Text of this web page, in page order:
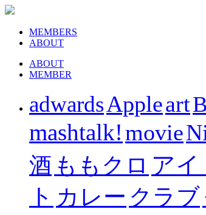
MEMBERS
ABOUT
ABOUT
MEMBER
adwardsAppleart
mashtalk!movie
酒 ももクロ ア
ト カレー クラブ